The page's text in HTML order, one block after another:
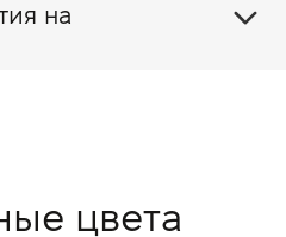
на
цвета